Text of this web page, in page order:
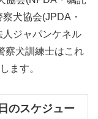
犬協会(JPDA・
人ジャパンケネル
察犬訓練士はこれ
ます。
のスケジュー